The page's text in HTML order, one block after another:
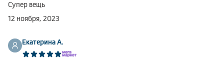
Супер вещь
12 ноября, 2023
Екатерина А.